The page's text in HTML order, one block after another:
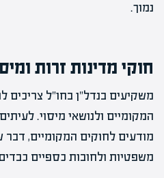
נמוך.
חוקי מדינות זרות
משקיעים בנדל"ן בחו"ל צריכים
המקומיים ולנושאי מיסוי.
מודעים לחוקים המקומיים, דבר
משפטיות ולחובות כספיים